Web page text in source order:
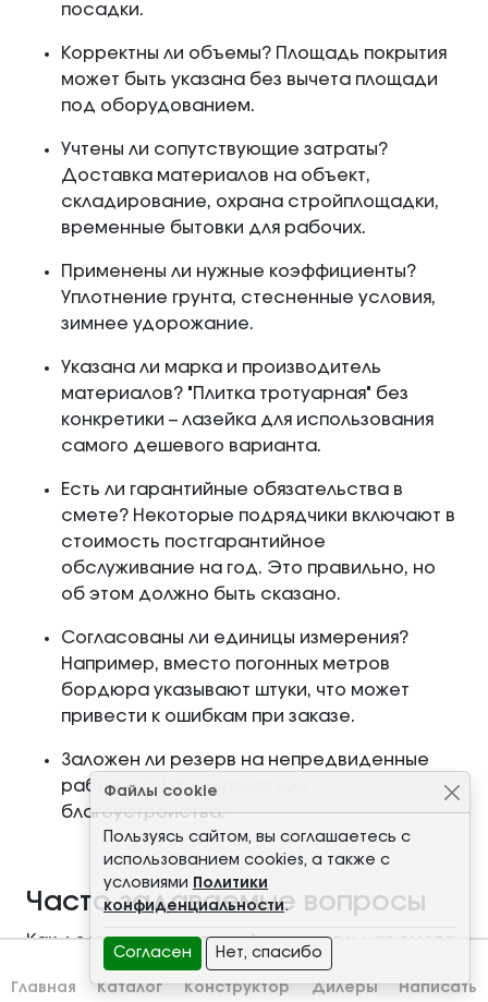
посадки.
Корректны ли объемы? Площадь покрытия
может быть указана без вычета площади
под оборудованием.
Учтены ли сопутствующие затраты?
Доставка материалов на объект,
складирование, охрана стройплощадки,
временные бытовки для рабочих.
Применены ли нужные коэффициенты?
Уплотнение грунта, стесненные условия,
зимнее удорожание.
Указана ли марка и производитель
материалов? "Плитка тротуарная" без
конкретики – лазейка для использования
самого дешевого варианта.
Есть ли гарантийные обязательства в
смете? Некоторые подрядчики включают в
стоимость постгарантийное
обслуживание на год. Это правильно, но
об этом должно быть сказано.
Согласованы ли единицы измерения?
Например, вместо погонных метров
бордюра указывают штуки, что может
привести к ошибкам при заказе.
Заложен ли резерв на непредвиденные
работы? 5-10% – норма для
благоустройства.
Часто задаваемые вопросы
Как долго готовится профессиональная смета
на благоустройство территории площадью
0,5-1 га?
Файлы cookie
Пользуясь сайтом, вы соглашаетесь с
использованием cookies, а также с
условиями Политики
конфиденциальности.
Согласен Нет, спасибо
Главная Каталог Конструктор Дилеры Написать